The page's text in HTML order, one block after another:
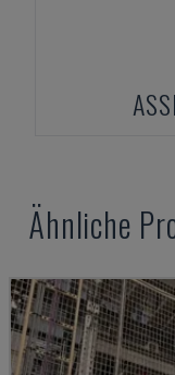
Ähnliche